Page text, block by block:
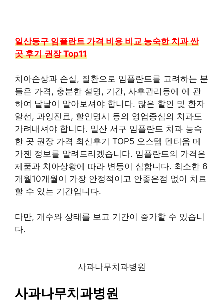
일산동구 임플란트 가격 비용 비교 능숙한 치과 싼
곳 후기 권장 Top11
치아손상과 손실, 질환으로 임플란트를 고려하는 분
들은 가격, 충분한 설명, 기간, 사후관리등에 에 관
하여 낱낱이 알아보셔야 합니다. 많은 할인 및 환자
알선, 과잉진료, 할인명시 등의 영업중심의 치과도
가려내셔야 합니다. 일산 서구 임플란트 치과 능숙
한 곳 권장 가격 최신후기 TOP5 오스템 덴티움 메
가젠 정보를 알려드리겠습니다. 임플란트의 가격은
제품과 치아상황에 따라 변동이 심합니다. 최소한 6
개월10개월이 가장 안정적이고 안좋은점 없이 치료
할 수 있는 기간입니다.
다만, 개수와 상태를 보고 기간이 증가할 수 있습니
다.
사과나무치과병원
사과나무치과병원